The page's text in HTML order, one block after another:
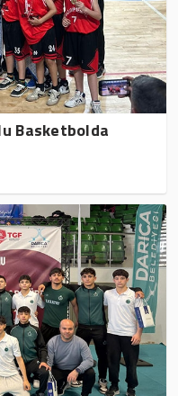
Basketbolda